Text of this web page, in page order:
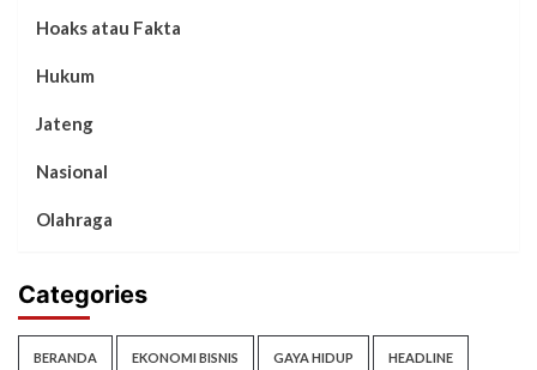
Hoaks atau Fakta
Hukum
Jateng
Nasional
Olahraga
Categories
BERANDA EKONOMI BISNIS GAYA HIDUP HEADLINE